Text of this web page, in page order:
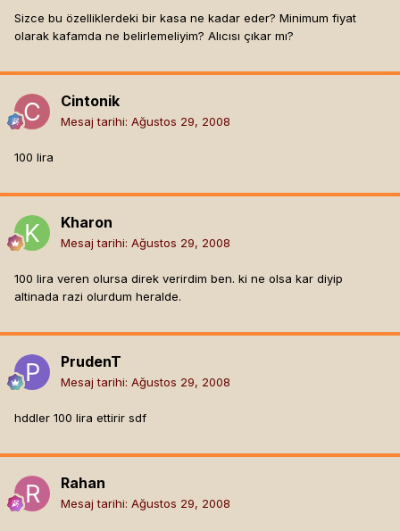
Sizce bu özelliklerdeki bir kasa ne kadar eder? Minimum fiyat
olarak kafamda ne belirlemeliyim? Alıcısı çıkar mı?
Cintonik
Mesaj tarihi: Ağustos 29, 2008
100 lira
Kharon
Mesaj tarihi: Ağustos 29, 2008
100 lira veren olursa direk verirdim ben. ki ne olsa kar diyip
altinada razi olurdum heralde.
PrudenT
Mesaj tarihi: Ağustos 29, 2008
hddler 100 lira ettirir sdf
Rahan
Mesaj tarihi: Ağustos 29, 2008